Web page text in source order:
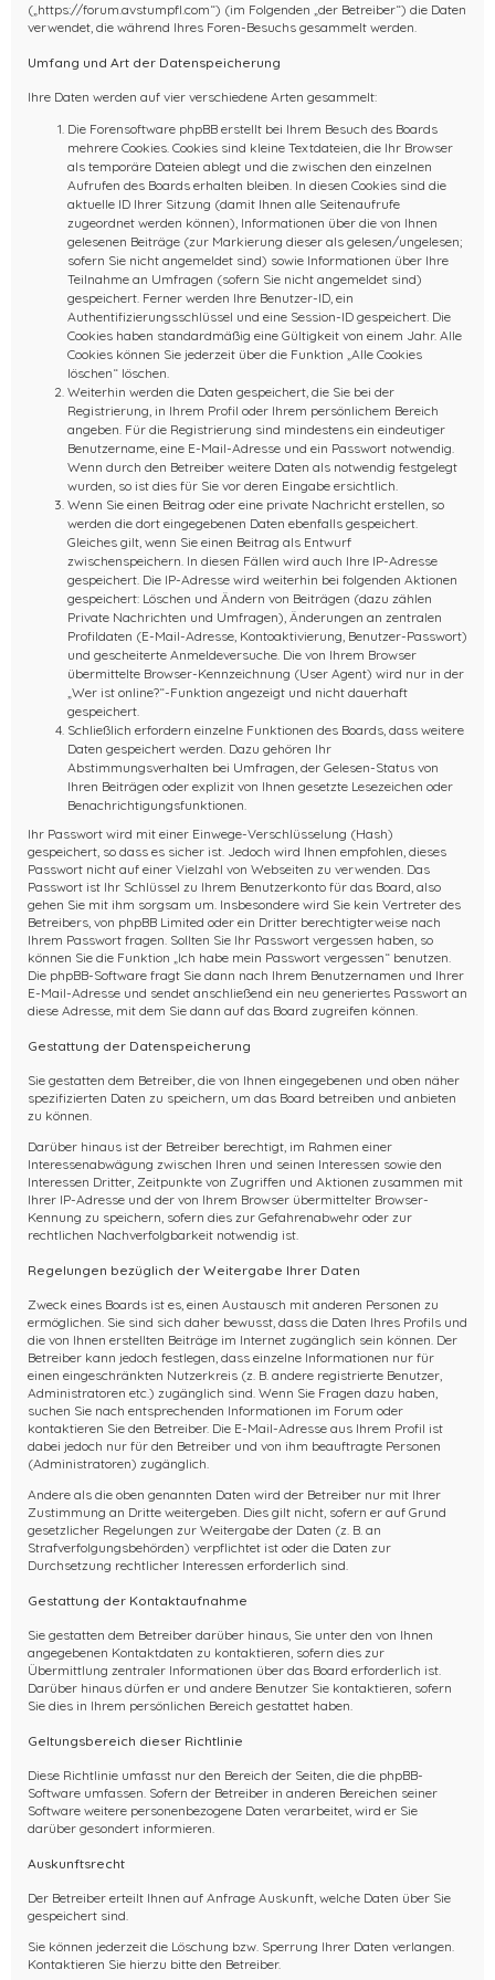
(„https://forum.avstumpfl.com“) (im Folgenden „der Betreiber“) die Daten
verwendet, die während Ihres Foren-Besuchs gesammelt werden.
Umfang und Art der Datenspeicherung
Ihre Daten werden auf vier verschiedene Arten gesammelt:
Die Forensoftware phpBB erstellt bei Ihrem Besuch des Boards
mehrere Cookies. Cookies sind kleine Textdateien, die Ihr Browser
als temporäre Dateien ablegt und die zwischen den einzelnen
Aufrufen des Boards erhalten bleiben. In diesen Cookies sind die
aktuelle ID Ihrer Sitzung (damit Ihnen alle Seitenaufrufe
zugeordnet werden können), Informationen über die von Ihnen
gelesenen Beiträge (zur Markierung dieser als gelesen/ungelesen;
sofern Sie nicht angemeldet sind) sowie Informationen über Ihre
Teilnahme an Umfragen (sofern Sie nicht angemeldet sind)
gespeichert. Ferner werden Ihre Benutzer-ID, ein
Authentifizierungsschlüssel und eine Session-ID gespeichert. Die
Cookies haben standardmäßig eine Gültigkeit von einem Jahr. Alle
Cookies können Sie jederzeit über die Funktion „Alle Cookies
löschen“ löschen.
Weiterhin werden die Daten gespeichert, die Sie bei der
Registrierung, in Ihrem Profil oder Ihrem persönlichem Bereich
angeben. Für die Registrierung sind mindestens ein eindeutiger
Benutzername, eine E-Mail-Adresse und ein Passwort notwendig.
Wenn durch den Betreiber weitere Daten als notwendig festgelegt
wurden, so ist dies für Sie vor deren Eingabe ersichtlich.
Wenn Sie einen Beitrag oder eine private Nachricht erstellen, so
werden die dort eingegebenen Daten ebenfalls gespeichert.
Gleiches gilt, wenn Sie einen Beitrag als Entwurf
zwischenspeichern. In diesen Fällen wird auch Ihre IP-Adresse
gespeichert. Die IP-Adresse wird weiterhin bei folgenden Aktionen
gespeichert: Löschen und Ändern von Beiträgen (dazu zählen
Private Nachrichten und Umfragen), Änderungen an zentralen
Profildaten (E-Mail-Adresse, Kontoaktivierung, Benutzer-Passwort)
und gescheiterte Anmeldeversuche. Die von Ihrem Browser
übermittelte Browser-Kennzeichnung (User Agent) wird nur in der
„Wer ist online?“-Funktion angezeigt und nicht dauerhaft
gespeichert.
Schließlich erfordern einzelne Funktionen des Boards, dass weitere
Daten gespeichert werden. Dazu gehören Ihr
Abstimmungsverhalten bei Umfragen, der Gelesen-Status von
Ihren Beiträgen oder explizit von Ihnen gesetzte Lesezeichen oder
Benachrichtigungsfunktionen.
Ihr Passwort wird mit einer Einwege-Verschlüsselung (Hash)
gespeichert, so dass es sicher ist. Jedoch wird Ihnen empfohlen, dieses
Passwort nicht auf einer Vielzahl von Webseiten zu verwenden. Das
Passwort ist Ihr Schlüssel zu Ihrem Benutzerkonto für das Board, also
gehen Sie mit ihm sorgsam um. Insbesondere wird Sie kein Vertreter des
Betreibers, von phpBB Limited oder ein Dritter berechtigterweise nach
Ihrem Passwort fragen. Sollten Sie Ihr Passwort vergessen haben, so
können Sie die Funktion „Ich habe mein Passwort vergessen“ benutzen.
Die phpBB-Software fragt Sie dann nach Ihrem Benutzernamen und Ihrer
E-Mail-Adresse und sendet anschließend ein neu generiertes Passwort an
diese Adresse, mit dem Sie dann auf das Board zugreifen können.
Gestattung der Datenspeicherung
Sie gestatten dem Betreiber, die von Ihnen eingegebenen und oben näher
spezifizierten Daten zu speichern, um das Board betreiben und anbieten
zu können.
Darüber hinaus ist der Betreiber berechtigt, im Rahmen einer
Interessenabwägung zwischen Ihren und seinen Interessen sowie den
Interessen Dritter, Zeitpunkte von Zugriffen und Aktionen zusammen mit
Ihrer IP-Adresse und der von Ihrem Browser übermittelter Browser-
Kennung zu speichern, sofern dies zur Gefahrenabwehr oder zur
rechtlichen Nachverfolgbarkeit notwendig ist.
Regelungen bezüglich der Weitergabe Ihrer Daten
Zweck eines Boards ist es, einen Austausch mit anderen Personen zu
ermöglichen. Sie sind sich daher bewusst, dass die Daten Ihres Profils und
die von Ihnen erstellten Beiträge im Internet zugänglich sein können. Der
Betreiber kann jedoch festlegen, dass einzelne Informationen nur für
einen eingeschränkten Nutzerkreis (z. B. andere registrierte Benutzer,
Administratoren etc.) zugänglich sind. Wenn Sie Fragen dazu haben,
suchen Sie nach entsprechenden Informationen im Forum oder
kontaktieren Sie den Betreiber. Die E-Mail-Adresse aus Ihrem Profil ist
dabei jedoch nur für den Betreiber und von ihm beauftragte Personen
(Administratoren) zugänglich.
Andere als die oben genannten Daten wird der Betreiber nur mit Ihrer
Zustimmung an Dritte weitergeben. Dies gilt nicht, sofern er auf Grund
gesetzlicher Regelungen zur Weitergabe der Daten (z. B. an
Strafverfolgungsbehörden) verpflichtet ist oder die Daten zur
Durchsetzung rechtlicher Interessen erforderlich sind.
Gestattung der Kontaktaufnahme
Sie gestatten dem Betreiber darüber hinaus, Sie unter den von Ihnen
angegebenen Kontaktdaten zu kontaktieren, sofern dies zur
Übermittlung zentraler Informationen über das Board erforderlich ist.
Darüber hinaus dürfen er und andere Benutzer Sie kontaktieren, sofern
Sie dies in Ihrem persönlichen Bereich gestattet haben.
Geltungsbereich dieser Richtlinie
Diese Richtlinie umfasst nur den Bereich der Seiten, die die phpBB-
Software umfassen. Sofern der Betreiber in anderen Bereichen seiner
Software weitere personenbezogene Daten verarbeitet, wird er Sie
darüber gesondert informieren.
Auskunftsrecht
Der Betreiber erteilt Ihnen auf Anfrage Auskunft, welche Daten über Sie
gespeichert sind.
Sie können jederzeit die Löschung bzw. Sperrung Ihrer Daten verlangen.
Kontaktieren Sie hierzu bitte den Betreiber.